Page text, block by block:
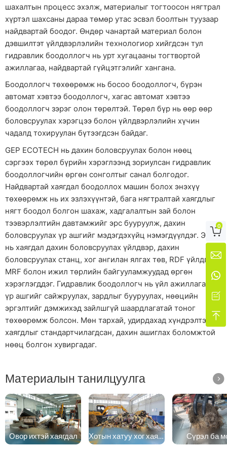
шахалтын процесс эхэлж, материалыг тогтоосон нягтрал
хүртэл шахсаны дараа төмөр утас эсвэл боолтын туузаар
найдвартай боодог. Өндөр чанартай материал болон
дэвшилтэт үйлдвэрлэлийн технологиор хийгдсэн тул
гидравлик боодоллогч нь урт хугацааны тогтвортой
ажиллагаа, найдвартай гүйцэтгэлийг хангана.
Боодоллогч төхөөрөмж нь босоо боодоллогч, бүрэн
автомат хэвтээ боодоллогч, хагас автомат хэвтээ
боодоллогч зэрэг олон төрөлтэй. Төрөл бүр нь өөр өөр
боловсруулах хэрэгцээ болон үйлдвэрлэлийн хүчин
чадалд тохируулан бүтээгдсэн байдаг.
GEP ECOTECH нь дахин боловсруулах болон нөөц
сэргээх төрөл бүрийн хэрэглээнд зориулсан гидравлик
боодоллогчийн өргөн сонголтыг санал болгодог.
Найдвартай хаягдал боодоллох машин болох энэхүү
төхөөрөмж нь их эзлэхүүнтэй, бага нягтралтай хаягдлыг
нягт боодол болгон шахаж, хадгалалтын зай болон
тээвэрлэлтийн давтамжийг эрс бууруулж, дахин
боловсруулах үр ашгийг мэдэгдэхүйц нэмэгдүүлдэг. Энэ
нь хаягдал дахин боловсруулах үйлдвэр, дахин
боловсруулах станц, хог ангилан ялгах төв, RDF үйлдвэр,
MRF болон ижил төрлийн байгууламжуудад өргөн
хэрэглэгддэг. Гидравлик боодоллогч нь үйл ажиллагааны
үр ашгийг сайжруулах, зардлыг бууруулах, нөөцийн
эргэлтийг дэмжихэд зайлшгүй шаардлагатай тоног
төхөөрөмж болсон. Мөн тархай, удирдахад хүндрэлтэй
хаягдлыг стандартчилагдсан, дахин ашиглах боломжтой
нөөц болгон хувиргадаг.
Материалын танилцуулга
Овор ихтэй хаягдал Хотын хатуу хог хаягдал Сүрэл ба


0



